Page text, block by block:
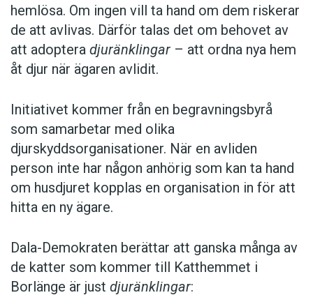
hemlösa. Om ingen vill ta hand om dem riskerar
de att avlivas. Därför talas det om behovet av
att adoptera djuränklingar – att ordna nya hem
åt djur när ägaren avlidit.
Initiativet kommer från en begravningsbyrå
som samarbetar med olika
djurskyddsorganisationer. När en avliden
person inte har någon anhörig som kan ta hand
om husdjuret kopplas en organisation in för att
hitta en ny ägare.
Dala-Demokraten berättar att ganska många av
de katter som kommer till Katthemmet i
Borlänge är just djuränklingar: